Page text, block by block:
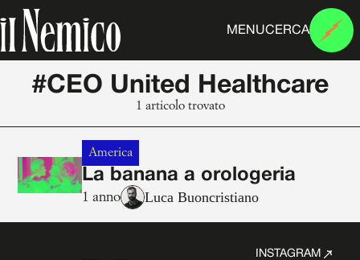
MENUCERCA
#CEO United Healthcare
1 articolo trovato
America
La banana a orologeria
1 anno Luca Buoncristiano
INSTAGRAM